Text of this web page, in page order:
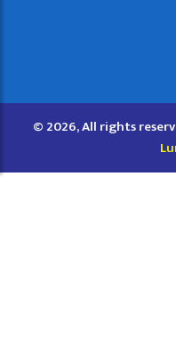
© 2026, All rights